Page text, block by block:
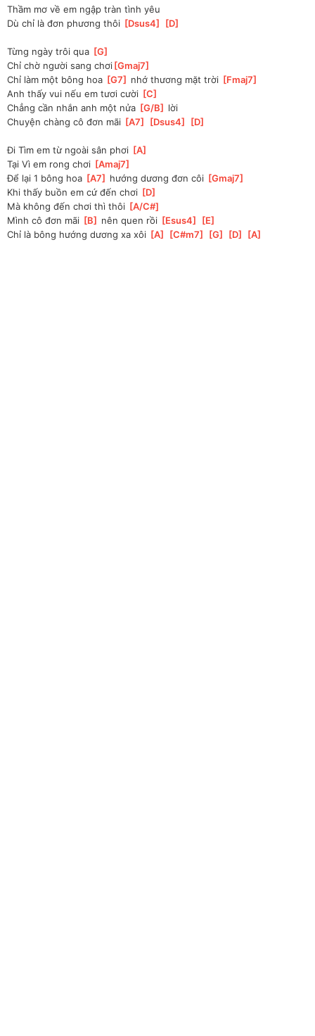
Thầm mơ về em ngập tràn tình yêu
Dù chỉ là đơn phương thôi [Dsus4 [D
Từng ngày trôi qua [G
Chỉ chờ người sang chơi[Gmaj7
Chỉ làm một bông hoa [G7 nhớ thương mặt trời [Fmaj7
Anh thấy vui nếu em tươi cười [C
Chẳng cần nhắn anh một nửa [G/B
lời
Chuyện chàng cô đơn mãi [A7 [Dsus4 [D
Đi Tìm em từ ngoài sân phơi [A
Tại Vì em rong chơi [Amaj7
Để lại 1 bông hoa [A7 hướng dương đơn côi [Gmaj7
Khi thấy buồn em cứ đến chơi [D
Mà không đến chơi thì thôi [A/C#
Mình cô đơn mãi [B nên quen rồi [Esus4 [E
Chỉ là bông hướng dương xa xôi [A [C#m7 [G [D [A